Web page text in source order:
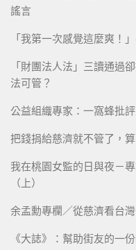
謠言
「我第一次感覺這麼爽！
「財團法人法」三讀通過
法可管？
公益組織專家：一窩蜂批
把錢捐給慈濟就不管了，
我在桃園女監的日與夜－
（上）
余孟勳專欄／從慈濟看台
《大誌》：幫助街友的一